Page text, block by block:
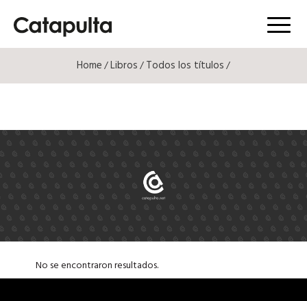
Menú
Home/Libros/Todos los títulos/
No se encontraron resultados.